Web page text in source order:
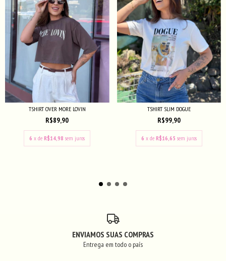
TSHIRT OVER MORE LOVIN
R$89,90
6 x deR$14,98 sem juros
TSHIRT SLIM DOGUE
R$99,90
6 x de R$16,65 sem juros
ENVIAMOS SUAS COMPRAS
Entrega em todo o país